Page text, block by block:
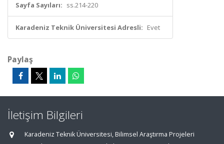
Sayfa Sayıları: ss.214-220
Karadeniz Teknik Üniversitesi Adresli: Evet
Paylaş
İletişim Bilgileri
Karadeniz Teknik Üniversitesi, Bilimsel Araştırma Projeleri